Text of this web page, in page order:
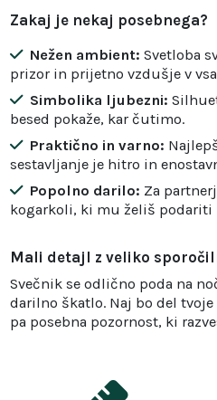
Zakaj je nekaj posebnega?
Nežen ambient: Svetloba
prizor in prijetno vzdušje v
Simbolika ljubezni:
besed pokaže, kar čutimo.
Praktično in varno:
sestavljanje je hitro in
Popolno darilo: Za
kogarkoli, ki mu želiš podariti
Mali detajl z veliko
Svečnik se odlično poda na
darilno škatlo. Naj bo del
pa posebna pozornost, ki